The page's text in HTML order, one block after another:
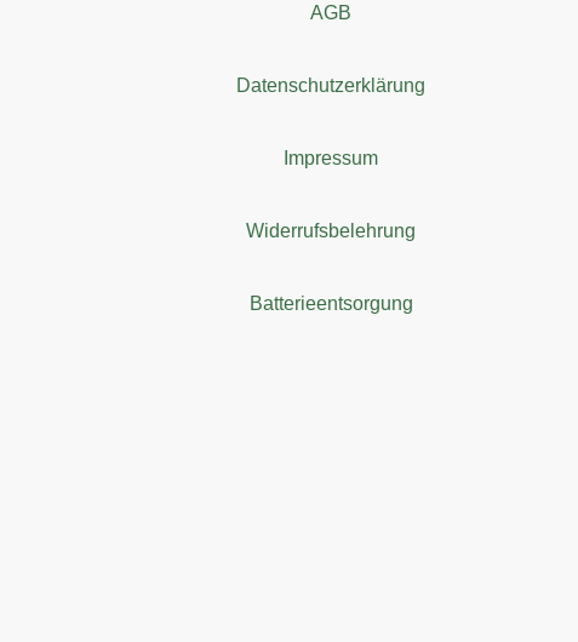
AGB
Datenschutzerklärung
Impressum
Widerrufsbelehrung
Batterieentsorgung